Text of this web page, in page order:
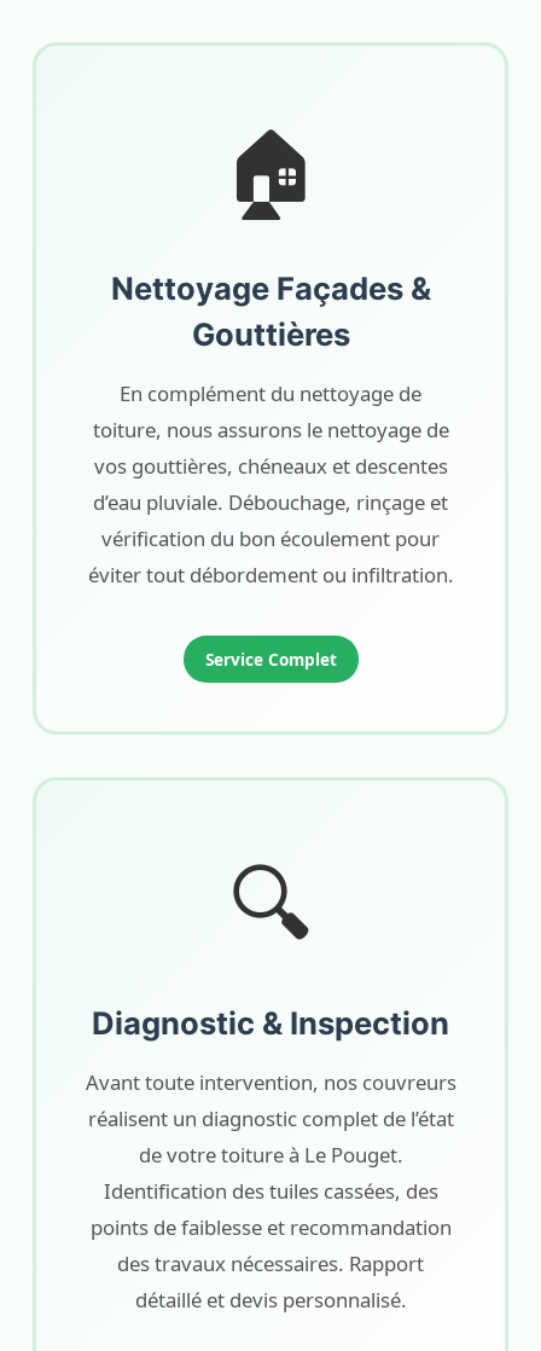
🏠
Nettoyage Façades &
Gouttières
En complément du nettoyage de
toiture, nous assurons le nettoyage de
vos gouttières, chéneaux et descentes
d’eau pluviale. Débouchage, rinçage et
vérification du bon écoulement pour
éviter tout débordement ou infiltration.
Service Complet
🔍
Diagnostic & Inspection
Avant toute intervention, nos couvreurs
réalisent un diagnostic complet de l’état
de votre toiture à Le Pouget.
Identification des tuiles cassées, des
points de faiblesse et recommandation
des travaux nécessaires. Rapport
détaillé et devis personnalisé.